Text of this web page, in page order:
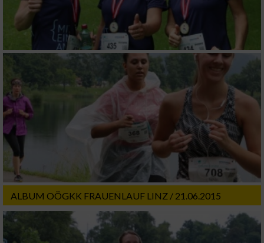
ALBUM OÖGKK FRAUENLAUF LINZ / 21.06.2015